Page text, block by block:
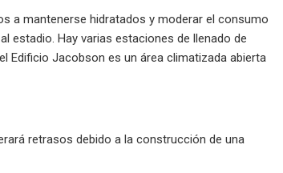
a mantenerse hidratados y moderar el consumo
estadio. Hay varias estaciones de llenado de
Edificio Jacobson es un área climatizada abierta
retrasos debido a la construcción de una